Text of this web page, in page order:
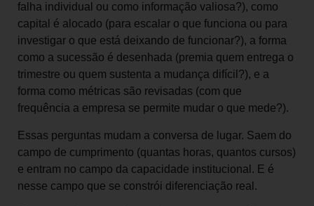
falha individual ou como informação valiosa?), como
capital é alocado (para escalar o que funciona ou para
investigar o que está deixando de funcionar?), a forma
como a sucessão é desenhada (premia quem entrega o
trimestre ou quem sustenta a mudança difícil?), e a
forma como métricas são revisadas (com que
frequência a empresa se permite mudar o que mede?).
Essas perguntas mudam a conversa de lugar. Saem do
campo de cumprimento (quantas horas, quantos cursos)
e entram no campo da capacidade institucional. E é
nesse campo que se constrói diferenciação real.